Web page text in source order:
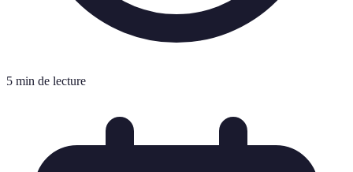
5 min de lecture